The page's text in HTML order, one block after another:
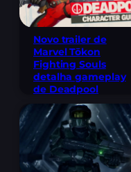
Novo trailer de
Marvel Tōkon
Fighting Souls
detalha gameplay
de Deadpool